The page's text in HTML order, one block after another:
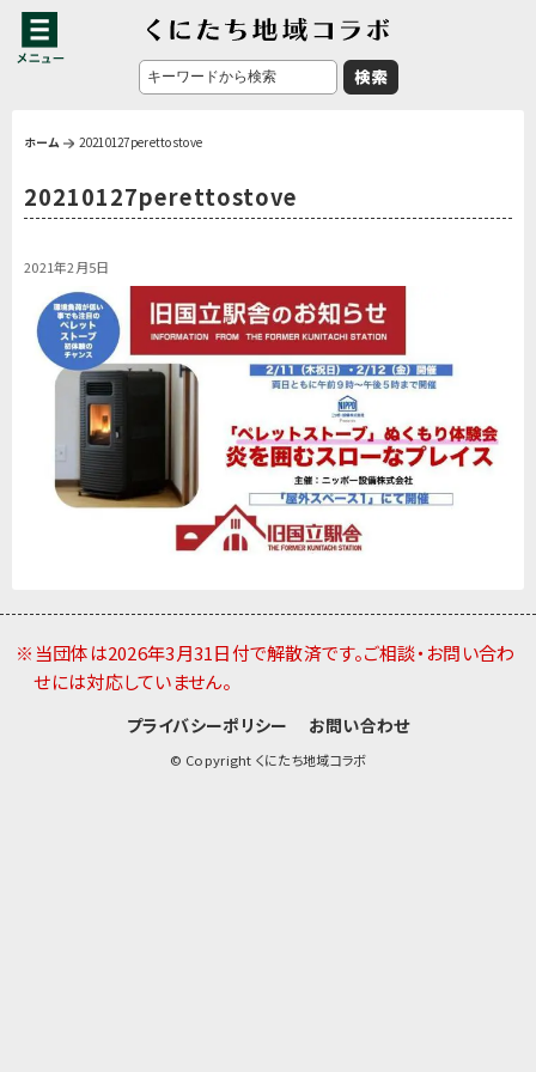
ホーム 20210127perettostove
20210127perettostove
2021年2月5日
※当団体は2026年3月31日付で解散済です。ご相談・お問い合わ
せには対応していません。
プライバシーポリシー お問い合わせ
© Copyright くにたち地域コラボ